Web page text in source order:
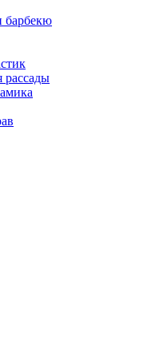
барбекю
рассады